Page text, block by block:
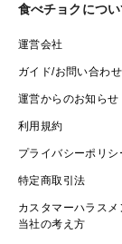
食べチョクについ
運営会社
ガイド/お問い合わせ
運営からのお知らせ
利用規約
プライバシーポリシ
特定商取引法
カスタマーハラス
当社の考え方